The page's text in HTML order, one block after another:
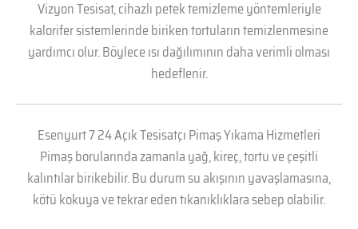
Vizyon Tesisat, cihazlı petek temizleme yöntemleriyle
kalorifer sistemlerinde biriken tortuların temizlenmesine
yardımcı olur. Böylece ısı dağılımının daha verimli olması
hedeflenir.
Esenyurt 7 24 Açık Tesisatçı Pimaş Yıkama Hizmetleri
Pimaş borularında zamanla yağ, kireç, tortu ve çeşitli
kalıntılar birikebilir. Bu durum su akışının yavaşlamasına,
kötü kokuya ve tekrar eden tıkanıklıklara sebep olabilir.